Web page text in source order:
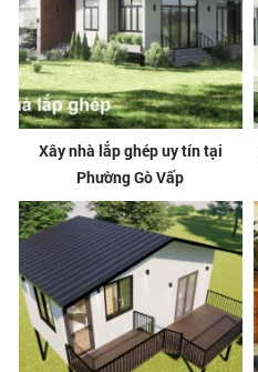
Xây nhà lắp ghép uy tín tại
Phường Gò Vấp